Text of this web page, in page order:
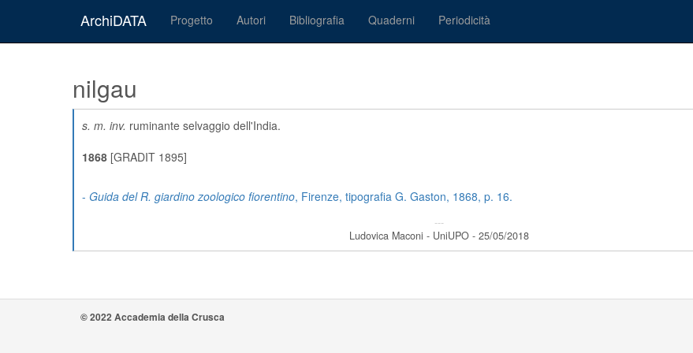
ArchiDATA Progetto Autori Bibliografia Quaderni Periodicità
nilgau
s. m. inv. ruminante selvaggio dell'India.
1868 [GRADIT 1895]
- Guida del R. giardino zoologico fiorentino, Firenze, tipografia G. Gaston, 1868, p. 16.
---
Ludovica Maconi - UniUPO - 25/05/2018
© 2022 Accademia della Crusca